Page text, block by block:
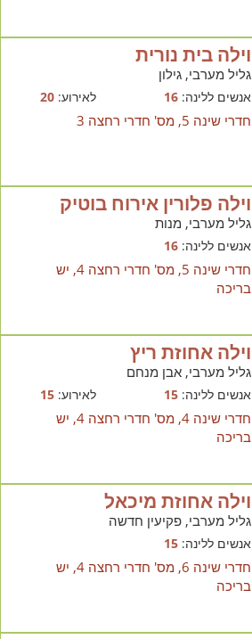
וילה בית נורית
גליל מערבי, גילון
אנשים ללינה:16 לאירוע:20
חדרי שינה 5, מס' חדרי רחצה 3
וילה פלורין אירוח בוטיק
גליל מערבי, מנות
אנשים ללינה:16
חדרי שינה 5, מס' חדרי רחצה 4, יש
בריכה
וילה אחוזת ריץ
גליל מערבי, אבן מנחם
אנשים ללינה:15 לאירוע:15
חדרי שינה 4, מס' חדרי רחצה 4, יש
בריכה
וילה אחוזת מיכאל
גליל מערבי, פקיעין חדשה
אנשים ללינה:15
חדרי שינה 6, מס' חדרי רחצה 4, יש
בריכה